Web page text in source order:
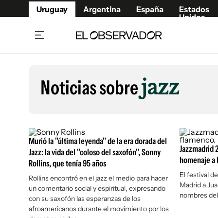
Uruguay Argentina España
Estados
Unidos
Beneficios Member
Café y Negocios
Economía y Empresas
Agro
Brand Studio
Mundo
Cultura y Espectáculos
España
Noticias sobrejazz
Murió la "última leyenda" de la era dorada del
Jazz: la vida del "coloso del saxofón", Sonny
Rollins, que tenía 95 años
Rollins encontró en el jazz el medio para hacer
un comentario social y espiritual, expresando
con su saxofón las esperanzas de los
afroamericanos durante el movimiento por los
Jazzmadrid
homenaje a
El festival
Madrid a
nombres